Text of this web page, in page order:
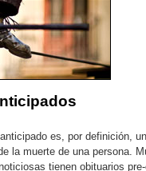
es, por definición,
la muerte de una persona.
tienen obituarios